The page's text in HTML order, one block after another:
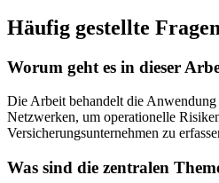
Häufig gestellte Fragen
Worum geht es in dieser
Die Arbeit behandelt die Anwendung
Netzwerken, um operationelle
Versicherungsunternehmen zu
Was sind die zentralen